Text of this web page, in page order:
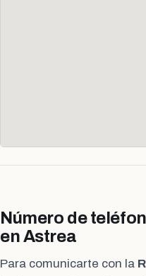
Número de
en Astrea
Para comunicarte con la